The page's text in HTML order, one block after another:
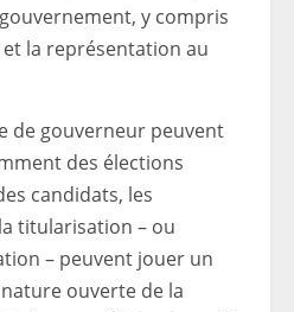
y compris
la représentation au
de gouverneur peuvent
des élections
candidats, les
titularisation – ou
– peuvent jouer un
ouverte de la